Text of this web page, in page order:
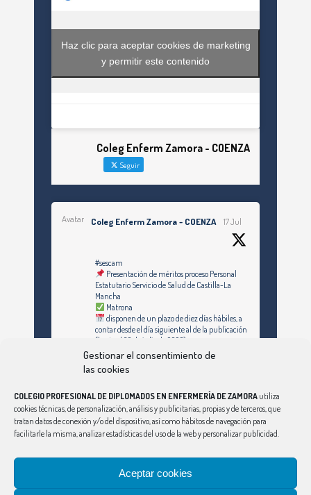
Gestionar el consentimiento de
las cookies
COLEGIO PROFESIONAL DE DIPLOMADOS EN ENFERMERÍA DE ZAMORA utiliza
cookies técnicas, de personalización, análisis y publicitarias, propias y de terceros, que
tratan datos de conexión y/o del dispositivo, así como hábitos de navegación para
facilitarle la misma, analizar estadísticas del uso de la web y personalizar publicidad.
Aceptar cookies
Haz clic para aceptar cookies de marketing
y permitir este contenido
Coleg Enferm Zamora - COENZA
Seguir
Avatar Coleg Enferm Zamora - COENZA 17 Jul
#sescam
Presentación de méritos proceso Personal
Estatutario Servicio de Salud de Castilla-La
Mancha
Matrona
disponen de un plazo de diez días hábiles, a
contar desde el día siguiente al de la publicación
(hasta el 30 de julio de 2026)
especialidades-personal-estatutario-servicio-
plazas/#MATRONA
Twitter
Síguenos en Instagram